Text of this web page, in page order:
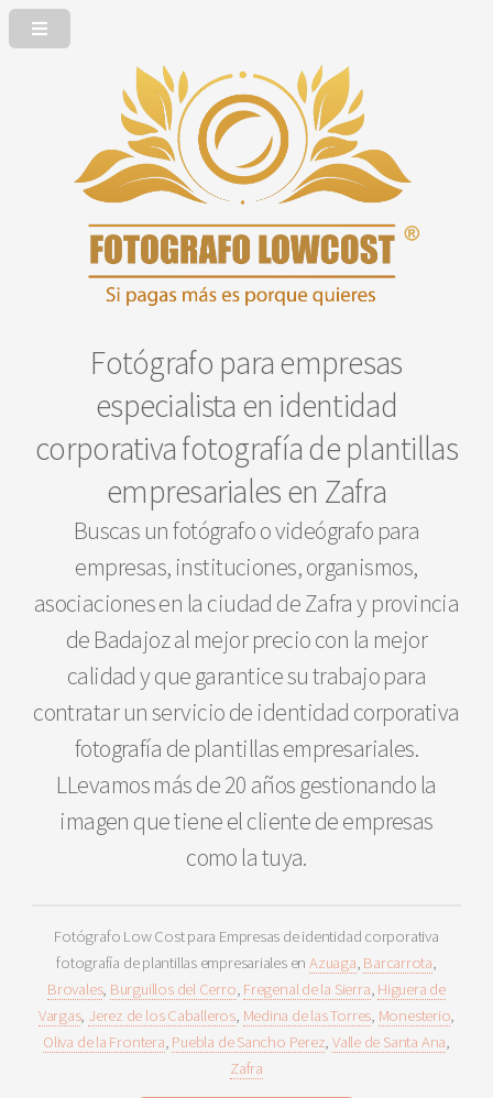
Fotógrafo para empresas
especialista en identidad
corporativa fotografía de plantillas
empresariales en Zafra
Buscas un fotógrafo o videógrafo para
empresas, instituciones, organismos,
asociaciones en la ciudad de Zafra y provincia
de Badajoz al mejor precio con la mejor
calidad y que garantice su trabajo para
contratar un servicio de identidad corporativa
fotografía de plantillas empresariales.
LLevamos más de 20 años gestionando la
imagen que tiene el cliente de empresas
como la tuya.
Fotógrafo Low Cost para Empresas de identidad corporativa
fotografía de plantillas empresariales en Azuaga, Barcarrota,
Brovales, Burguillos del Cerro, Fregenal de la Sierra, Higuera de
Vargas, Jerez de los Caballeros, Medina de las Torres, Monesterio,
Oliva de la Frontera, Puebla de Sancho Perez,Valle de Santa Ana,
Zafra